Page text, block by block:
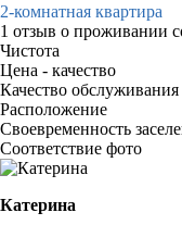
2-комнатная квартира
1 отзыв о проживании
Чистота
Цена - качество
Качество обслуживания
Расположение
Своевременность
Соответствие фото
Катерина